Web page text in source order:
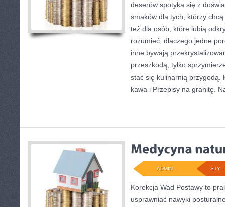
deserów spotyka się z
smaków dla tych, którzy
też dla osób, które lubią
rozumieć, dlaczego jedne
inne bywają
przeszkodą, tylko
stać się kulinarnią przygodą.
kawa i Przepisy na granitę.
STY -
ADMIN
Korekcja Wad Postawy to
usprawniać nawyki